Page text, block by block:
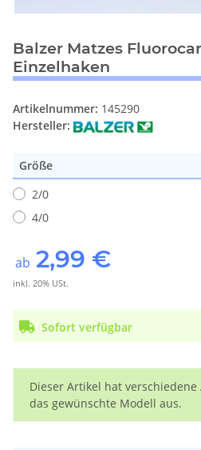
Balzer Matzes
Einzelhaken
Artikelnummer: 145290
Hersteller:
Größe
2/0
4/0
ab 2,99 €
inkl. 20% USt.
Sofort verfügbar
x
Dieser Artikel hat
das gewünschte Modell aus.